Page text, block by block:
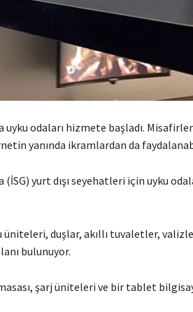
uyku odaları hizmete başladı. Misafirler
yanında ikramlardan da
yurt dışı seyehatleri için uyku
duşlar, akıllı tuvaletler,
bulunuyor.
şarj üniteleri ve bir tablet